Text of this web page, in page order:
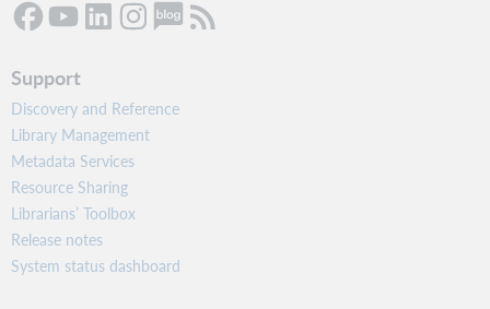
Support
Discovery and Reference
Library Management
Metadata Services
Resource Sharing
Librarians’ Toolbox
Release notes
System status dashboard